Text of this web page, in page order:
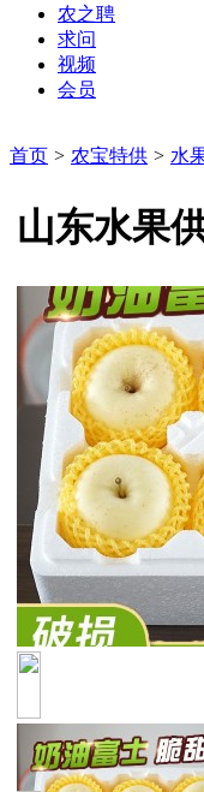
农之聘
求问
视频
会员
首页 > 农宝特供 > 水
山东水果